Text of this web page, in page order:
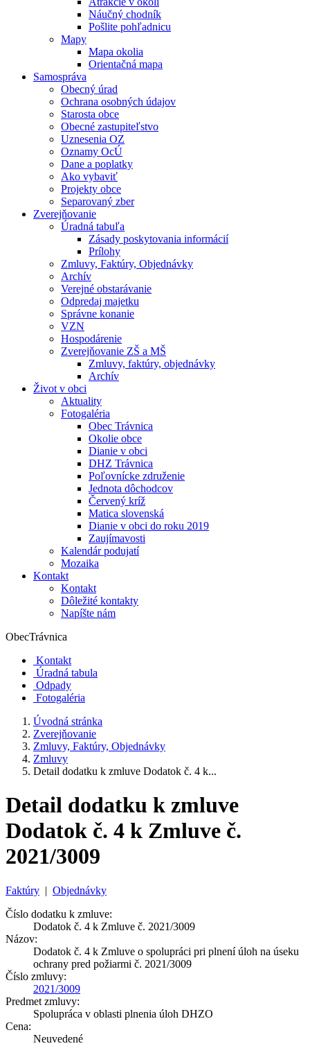
Náučný chodník
Pošlite pohľadnicu
Mapy
Mapa okolia
Orientačná mapa
Samospráva
Obecný úrad
Ochrana osobných údajov
Starosta obce
Obecné zastupiteľstvo
Uznesenia OZ
Oznamy OcÚ
Dane a poplatky
Ako vybaviť
Projekty obce
Separovaný zber
Zverejňovanie
Úradná tabuľa
Zásady poskytovania informácií
Prílohy
Zmluvy, Faktúry, Objednávky
Archív
Verejné obstarávanie
Odpredaj majetku
Správne konanie
VZN
Hospodárenie
Zverejňovanie ZŠ a MŠ
Zmluvy, faktúry, objednávky
Archív
Život v obci
Aktuality
Fotogaléria
Obec Trávnica
Okolie obce
Dianie v obci
DHZ Trávnica
Poľovnícke združenie
Jednota dôchodcov
Červený kríž
Matica slovenská
Dianie v obci do roku 2019
Zaujímavosti
Kalendár podujatí
Mozaika
Kontakt
Kontakt
Dôležité kontakty
Napíšte nám
ObecTrávnica
Kontakt
Úradná tabula
Odpady
Fotogaléria
Úvodná stránka
Zverejňovanie
Zmluvy, Faktúry, Objednávky
Zmluvy
Detail dodatku k zmluve Dodatok č. 4 k...
Detail dodatku k zmluve
Dodatok č. 4 k Zmluve č.
2021/3009
Faktúry | Objednávky
Číslo dodatku k zmluve:
Dodatok č. 4 k Zmluve č. 2021/3009
Názov:
Dodatok č. 4 k Zmluve o spolupráci pri plnení úloh na úseku
ochrany pred požiarmi č. 2021/3009
Číslo zmluvy:
2021/3009
Predmet zmluvy:
Spolupráca v oblasti plnenia úloh DHZO
Cena:
Neuvedené